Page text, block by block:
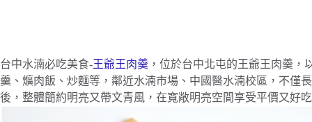
台中水湳必吃美食-王爺王肉羹 ，位於台中北屯的王爺王肉羹
羹、爌肉飯、炒麵等，鄰近水湳市場、中國醫水湳校區，不僅
後，整體簡約明亮又帶文青風，在寬敞明亮空間享受平價又好